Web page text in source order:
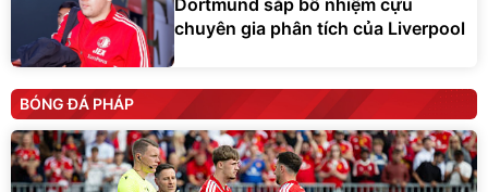
chuyên gia phân tích của Liverpool
BÓNG ĐÁ PHÁP